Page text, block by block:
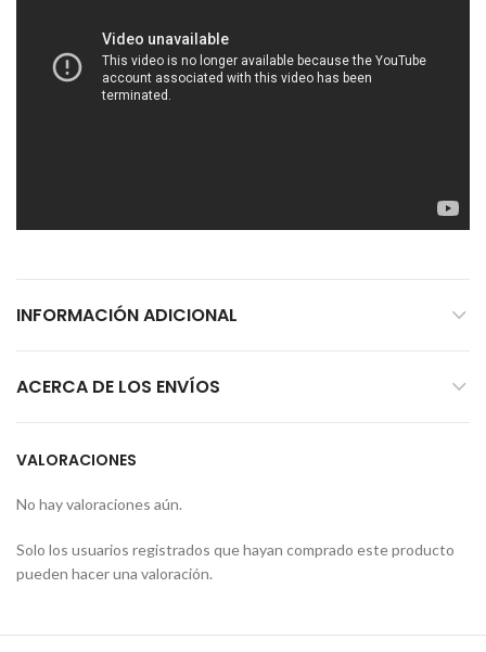
INFORMACIÓN ADICIONAL
ACERCA DE LOS ENVÍOS
VALORACIONES
No hay valoraciones aún.
Solo los usuarios registrados que hayan comprado este producto
pueden hacer una valoración.